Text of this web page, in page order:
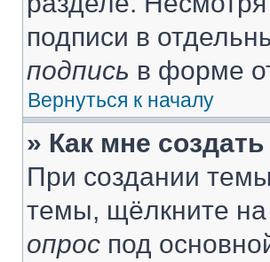
подписи в
подпись в форме
Вернуться к началу
» Как мне
При создании
темы, щёлкните
опрос под